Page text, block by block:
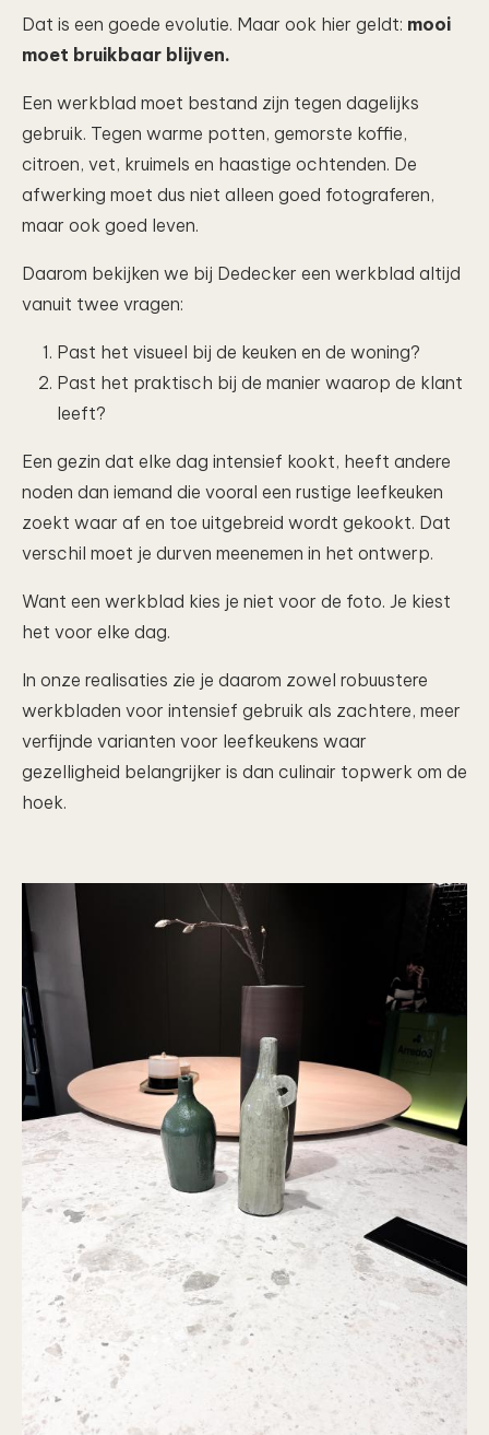
Dat is een goede evolutie. Maar ook hier geldt: mooi
moet bruikbaar blijven.
Een werkblad moet bestand zijn tegen dagelijks
gebruik. Tegen warme potten, gemorste koffie,
citroen, vet, kruimels en haastige ochtenden. De
afwerking moet dus niet alleen goed fotograferen,
maar ook goed leven.
Daarom bekijken we bij Dedecker een werkblad altijd
vanuit twee vragen:
Past het visueel bij de keuken en de woning?
Past het praktisch bij de manier waarop de klant
leeft?
Een gezin dat elke dag intensief kookt, heeft andere
noden dan iemand die vooral een rustige leefkeuken
zoekt waar af en toe uitgebreid wordt gekookt. Dat
verschil moet je durven meenemen in het ontwerp.
Want een werkblad kies je niet voor de foto. Je kiest
het voor elke dag.
In onze realisaties zie je daarom zowel robuustere
werkbladen voor intensief gebruik als zachtere, meer
verfijnde varianten voor leefkeukens waar
gezelligheid belangrijker is dan culinair topwerk om de
hoek.